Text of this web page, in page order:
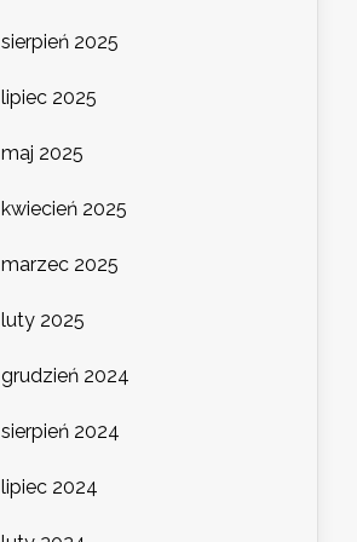
sierpień 2025
lipiec 2025
maj 2025
kwiecień 2025
marzec 2025
luty 2025
grudzień 2024
sierpień 2024
lipiec 2024